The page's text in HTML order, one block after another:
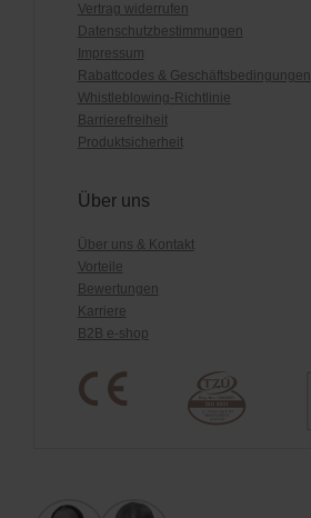
Vertrag widerrufen
Datenschutzbestimmungen
Impressum
Rabattcodes & Geschäftsbedingungen
Whistleblowing-Richtlinie
Barrierefreiheit
Produktsicherheit
Über uns
Über uns & Kontakt
Vorteile
Bewertungen
Karriere
B2B e-shop